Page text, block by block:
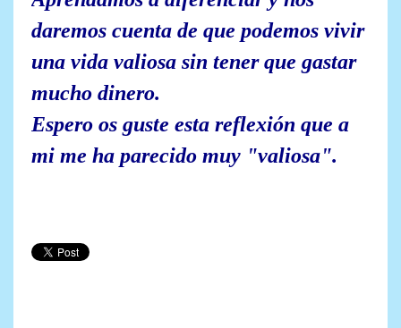
daremos cuenta de que podemos vivir
una vida valiosa sin tener que gastar
mucho dinero.
Espero os guste esta reflexión que a
mi me ha parecido muy "valiosa".